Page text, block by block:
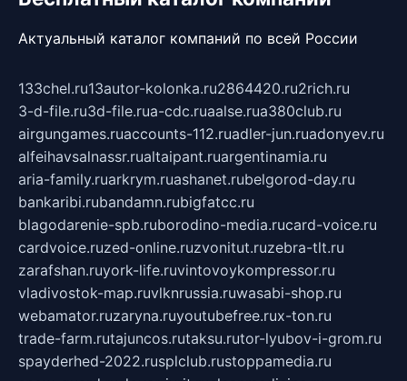
Актуальный каталог компаний по всей России
133chel.ru13autor-kolonka.ru2864420.ru2rich.ru
3-d-file.ru3d-file.rua-cdc.ruaalse.rua380club.ru
airgungames.ruaccounts-112.ruadler-jun.ruadonyev.ru
alfeihavsalnassr.rualtaipant.ruargentinamia.ru
aria-family.ruarkrym.ruashanet.rubelgorod-day.ru
bankaribi.rubandamn.rubigfatcc.ru
blagodarenie-spb.ruborodino-media.rucard-voice.ru
cardvoice.ruzed-online.ruzvonitut.ruzebra-tlt.ru
zarafshan.ruyork-life.ruvintovoykompressor.ru
vladivostok-map.ruvlknrussia.ruwasabi-shop.ru
webamator.ruzaryna.ruyoutubefree.rux-ton.ru
trade-farm.rutajuncos.rutaksu.rutor-lyubov-i-grom.ru
spayderhed-2022.rusplclub.rustoppamedia.ru